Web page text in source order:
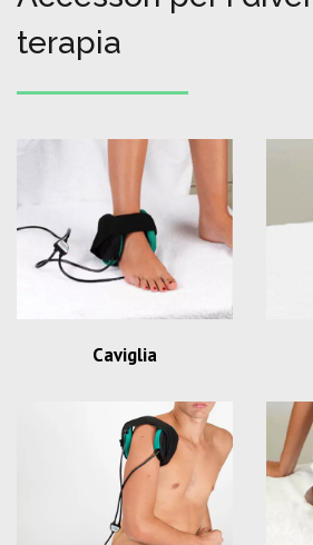
terapia
Caviglia